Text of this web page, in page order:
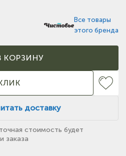
Все товары
этого бренда
КОРЗИНУ
доставку
стоимость будет
заказа